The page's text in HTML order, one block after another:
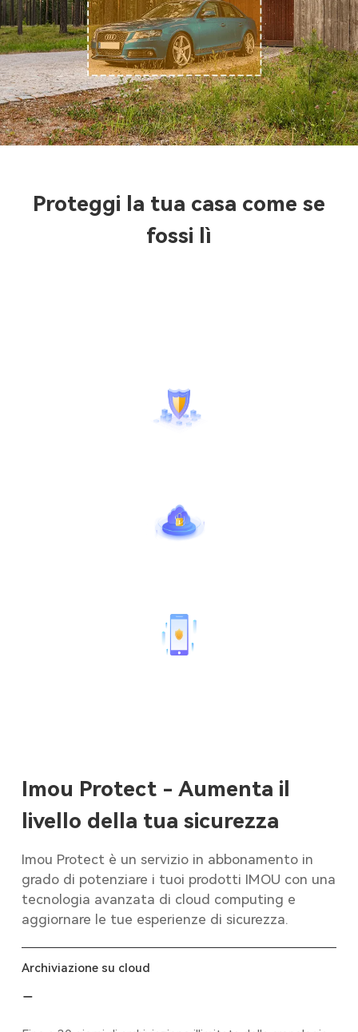
Proteggi la tua casa come se
fossi lì
Imou Protect - Aumenta il
livello della tua sicurezza
Imou Protect è un servizio in abbonamento in
grado di potenziare i tuoi prodotti IMOU con una
tecnologia avanzata di cloud computing e
aggiornare le tue esperienze di sicurezza.
Archiviazione su cloud